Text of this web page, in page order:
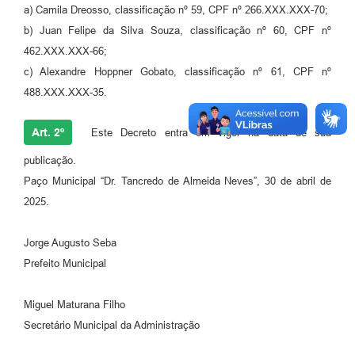
a) Camila Dreosso, classificação nº 59, CPF nº 266.XXX.XXX-70;
b) Juan Felipe da Silva Souza, classificação nº 60, CPF nº
462.XXX.XXX-66;
c) Alexandre Hoppner Gobato, classificação nº 61, CPF nº
488.XXX.XXX-35.
Art. 2º Este Decreto entra em vigor na data de sua
publicação.
Paço Municipal “Dr. Tancredo de Almeida Neves”, 30 de abril de
2025.
Jorge Augusto Seba
Prefeito Municipal
Miguel Maturana Filho
Secretário Municipal da Administração